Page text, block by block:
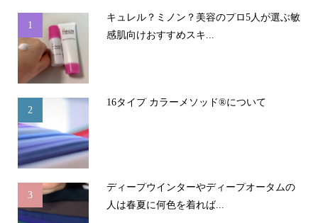
1
キュレル？ミノン？美容のプロ5人が選ぶ敏
感肌向けおすすめスキ...
2
16タイプ カラーメソッド®について
3
ディープウインターやディープオータムの
人は春夏に何色を着れば...